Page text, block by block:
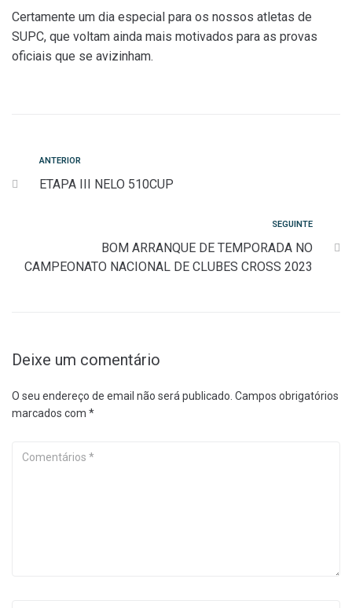
Certamente um dia especial para os nossos atletas de
SUPC, que voltam ainda mais motivados para as provas
oficiais que se avizinham.
Navegação
de
Anterior
ANTERIOR
ETAPA III NELO 510CUP
SEGUINTE
BOM ARRANQUE DE TEMPORADA NO
CAMPEONATO NACIONAL DE CLUBES CROSS 2023
Deixe um comentário
O seu endereço de email não será publicado. Campos obrigatórios
marcados com *